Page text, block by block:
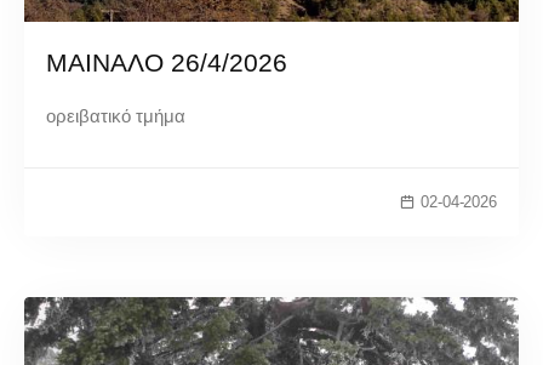
ΜΑΙΝΑΛΟ 26/4/2026
ορειβατικό τμήμα
02-04-2026